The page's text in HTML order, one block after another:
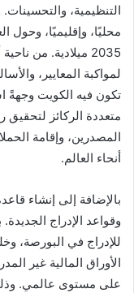
التنظيمية،
محليًا، وإقليميًا، وحول
2035 ميلادية. من
لمواكبة المعايير،
تكون فيه الكويت وجهةً
متعددة الركائز
المصدرين، وإقامة
أنحاء العالم.
بالإضافة إلى إنشاء
وقواعد الإدراج
للإدراج في البورصة،
الأوراق المالية غير
على مستوى عالمي.